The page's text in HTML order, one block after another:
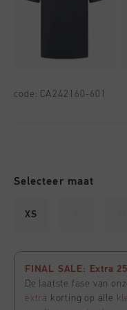
code: CA242160-601
Selecteer maat
XS
FINAL SALE: Extra
De laatste fase van
extra korting op alle